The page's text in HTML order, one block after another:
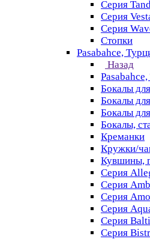
Серия
Серия
Серия
Стопки
Pasabahce,
Назад
Бокалы
Бокалы
Бокалы
Бокалы,
Креманки
Кружки/
Кувшины,
Серия
Серия
Серия
Серия
Серия
Серия